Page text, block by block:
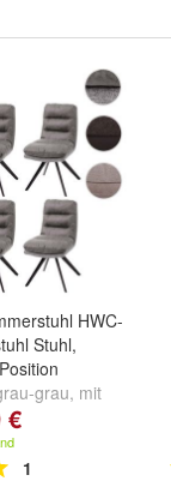
HWC-
Stuhl,
grau, mit
dunkelbraun
mit
weitere ...
€
1